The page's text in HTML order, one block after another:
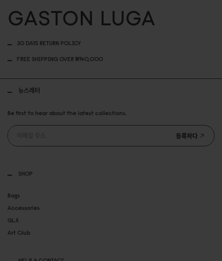
30 DAYS RETURN POLICY
FREE SHIPPING OVER ₩140,000
SHOP
Bags
Accessories
GLX
Art Club
뉴스레터
Be first to hear about the latest collections.
등록하다